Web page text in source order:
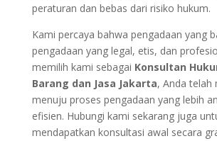
peraturan dan bebas dari risiko hukum.
Kami percaya bahwa pengadaan yang
pengadaan yang legal, etis, dan
memilih kami sebagai Konsultan
Barang dan Jasa Jakarta, Anda telah
menuju proses pengadaan yang lebih
efisien. Hubungi kami sekarang juga
mendapatkan konsultasi awal secara